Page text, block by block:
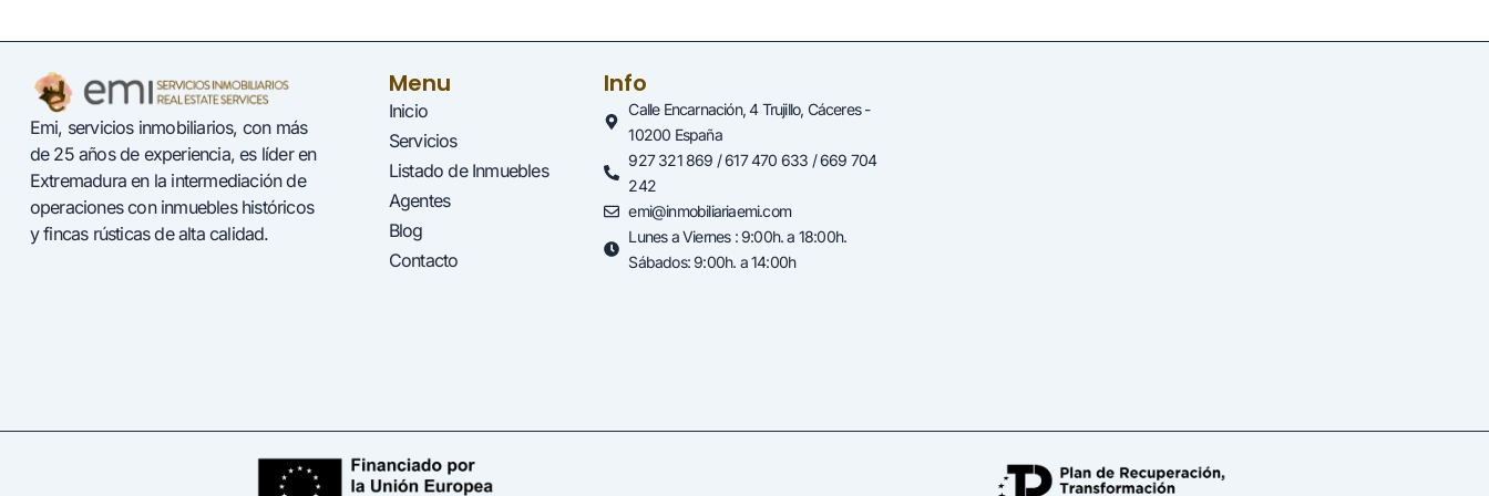
Emi, servicios inmobiliarios, con más
de 25 años de experiencia, es líder en
Extremadura en la intermediación de
operaciones con inmuebles históricos
y fincas rústicas de alta calidad.
Menu
Inicio
Servicios
Listado de Inmuebles
Agentes
Blog
Contacto
Info
Calle Encarnación, 4 Trujillo, Cáceres -
10200 España
927 321 869 / 617 470 633 / 669 704
242
emi@inmobiliariaemi.com
Lunes a Viernes : 9:00h. a 18:00h.
Sábados: 9:00h. a 14:00h